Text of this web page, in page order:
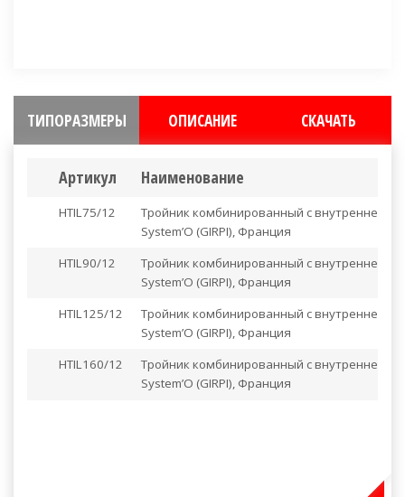
ТИПОРАЗМЕРЫ ОПИСАНИЕ СКАЧАТЬ
Артикул Наименование
HTIL75/12
Тройник комбинированный с внутренней
System’O (GIRPI), Франция
HTIL90/12
Тройник комбинированный с внутренней
System’O (GIRPI), Франция
HTIL125/12
Тройник комбинированный с внутренней
System’O (GIRPI), Франция
HTIL160/12
Тройник комбинированный с внутренней
System’O (GIRPI), Франция